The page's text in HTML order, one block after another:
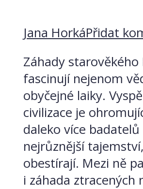
Jana HorkáPřidat
Záhady starověkého
fascinují nejenom
obyčejné laiky.
civilizace je
daleko více
nejrůznější
obestírají. Mezi ně
i záhada ztracených